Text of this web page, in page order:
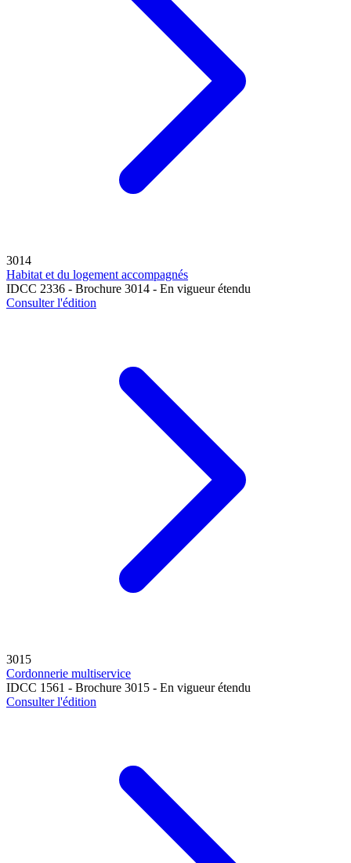
3014
Habitat et du logement accompagnés
IDCC 2336 - Brochure 3014 - En vigueur étendu
Consulter l'édition
3015
Cordonnerie multiservice
IDCC 1561 - Brochure 3015 - En vigueur étendu
Consulter l'édition